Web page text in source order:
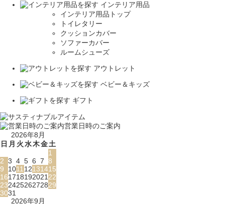
インテリア用品
インテリア用品トップ
トイレタリー
クッションカバー
ソファーカバー
ルームシューズ
アウトレット
ベビー＆キッズ
ギフト
営業日時のご案内
2026年8月
日 月 火水木金土
1
2 3 4 5 6 7 8
9
101112131415
16171819202122
23242526272829
3031
2026年9月